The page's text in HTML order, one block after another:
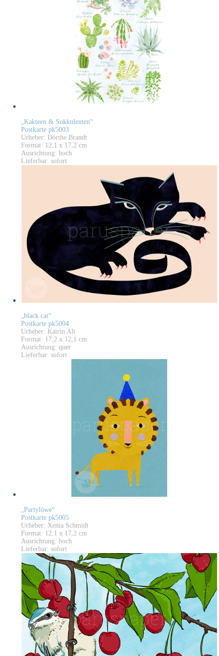
„Kakteen & Sukkulenten“
Postkarte pk5003
Urheber: Dörthe Brandt
Format: 12,1 x 17,2 cm
Ausrichtung: hoch
Lieferbar: sofort
„black cat“
Postkarte pk5004
Urheber: Katrin Alt
Format: 17,2 x 12,1 cm
Ausrichtung: quer
Lieferbar: sofort
„Partylöwe“
Postkarte pk5005
Urheber: Xenia Schmidt
Format: 12,1 x 17,2 cm
Ausrichtung: hoch
Lieferbar: sofort